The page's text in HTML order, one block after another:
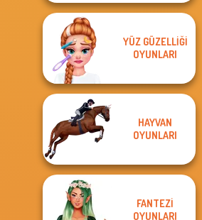
YÜZ GÜZELLIĞI
OYUNLARI
HAYVAN
OYUNLARI
FANTEZI
OYUNLARI